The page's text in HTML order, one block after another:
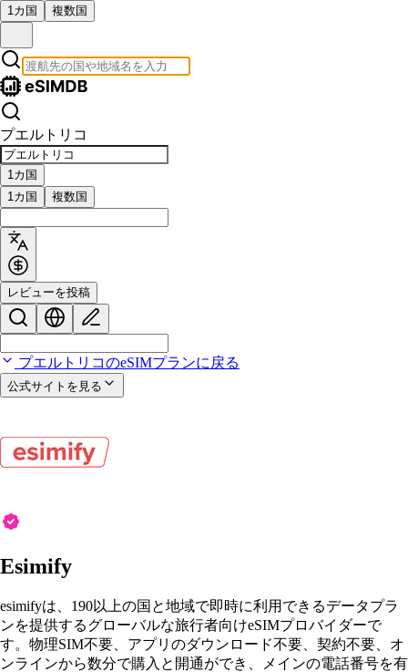
1カ国 複数国
プエルトリコ
1カ国
1カ国
複数国
レビューを投稿
プエルトリコのeSIMプランに戻る
公式サイトを見る
Esimify
esimifyは、190以上の国と地域で即時に利用できるデータプラ
ンを提供するグローバルな旅行者向けeSIMプロバイダーで
す。物理SIM不要、アプリのダウンロード不要、契約不要、オ
ンラインから数分で購入と開通ができ、メインの電話番号を有